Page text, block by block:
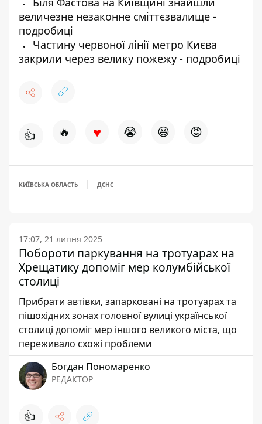
величезне незаконне сміттєзвалище -
подробиці
Частину червоної лінії метро Києва
закрили через велику пожежу - подробиці
👍 🔥 ♥ 😭 😆 😡
КИЇВСЬКА ОБЛАСТЬ ДСНС
17:07, 21 липня 2025
Побороти паркування на тротуарах на
Хрещатику допоміг мер колумбійської
столиці
Прибрати автівки, запарковані на тротуарах та
пішохідних зонах головної вулиці української
столиці допоміг мер іншого великого міста, що
переживало схожі проблеми
Богдан Пономаренко
РЕДАКТОР
👍